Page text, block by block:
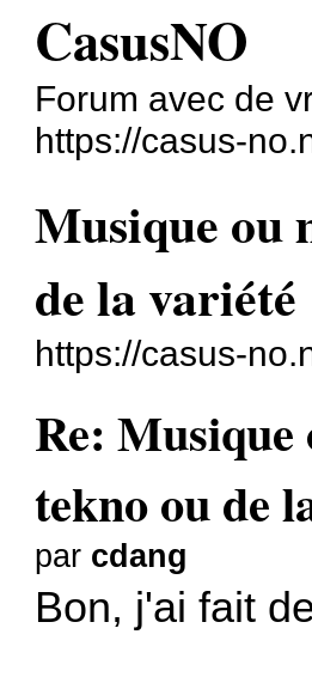
CasusNO
Forum avec de
https://casus-
Musique ou
de la variété
https://casus-
Re: Musique
tekno ou de
par cdang
Bon, j'ai fait